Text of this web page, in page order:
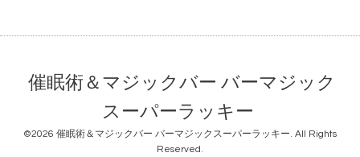
催眠術＆マジックバー バーマジック
スーパーラッキー
©2026 催眠術＆マジックバー バーマジックスーパーラッキー. All Rights
Reserved.